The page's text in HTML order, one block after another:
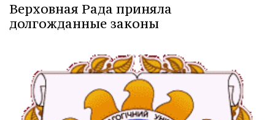
Верховная Рада приняла
долгожданные законы